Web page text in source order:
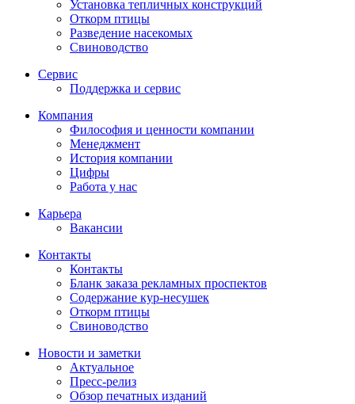
Установка тепличных конструкций
Откорм птицы
Разведение насекомых
Свиноводство
Сервис
Поддержка и сервис
Компания
Философия и ценности компании
Менеджмент
История компании
Цифры
Работа у нас
Карьера
Вакансии
Контакты
Контакты
Бланк заказа рекламных проспектов
Содержание кур-несушек
Откорм птицы
Свиноводство
Новости и заметки
Актуальное
Пресс-релиз
Обзор печатных изданий